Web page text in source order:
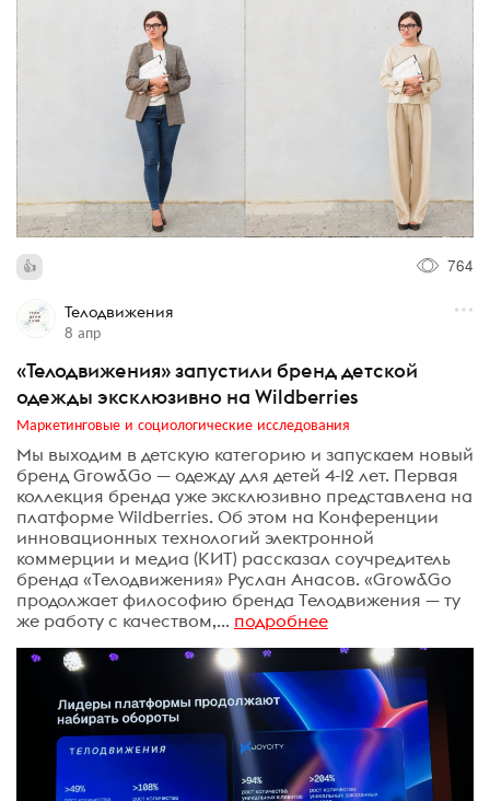
764
Телодвижения
8 апр
«Телодвижения» запустили бренд детской
одежды эксклюзивно на Wildberries
Маркетинговые и социологические исследования
Мы выходим в детскую категорию и запускаем новый
бренд Grow&Go — одежду для детей 4-12 лет. Первая
коллекция бренда уже эксклюзивно представлена на
платформе Wildberries. Об этом на Конференции
инновационных технологий электронной
коммерции и медиа (КИТ) рассказал соучредитель
бренда «Телодвижения» Руслан Анасов. «Grow&Go
продолжает философию бренда Телодвижения — ту
же работу с качеством,... подробнее